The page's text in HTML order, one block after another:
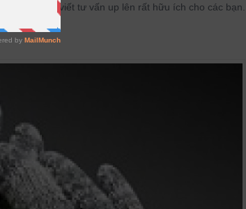
sẽ có bài viết tư vấn up lên rất hữu ích cho các bạn.